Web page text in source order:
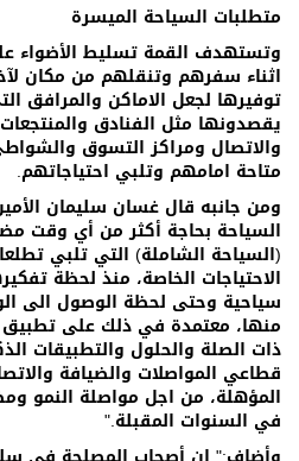
متطلبات السياحة الميسرة
وتستهدف القمة تسليط الأضواء
اثناء سفرهم وتنقلهم من مكان
توفيرها لجعل الاماكن والمرافق
يقصدونها مثل الفنادق
والاتصال ومراكز التسوق
متاحة امامهم وتلبي احتياجاتهم.
ومن جانبه قال غسان سليمان
السياحة بحاجة أكثر من أي وقت
(السياحة الشاملة) التي تلبي
الاحتياجات الخاصة، منذ لحظة
سياحية وحتى لحظة الوصول الى
منها، معتمدة في ذلك على
ذات الصلة والحلول والتطبيقات
قطاعي المواصلات والضيافة
المؤهلة، من اجل مواصلة النمو
في السنوات المقبلة."